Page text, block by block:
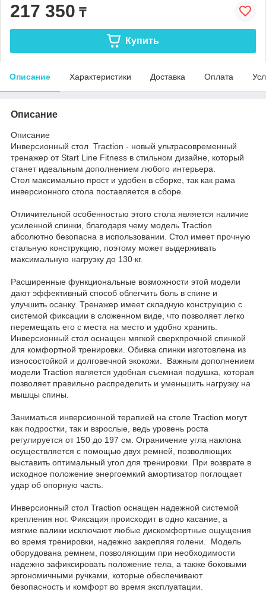
217 350 ₸
Купить
Описание Характеристики Доставка Оплата
Описание
Описание
Инверсионный стол Traction - новый ультрасовременный
тренажер от Start Line Fitness в стильном дизайне, который
станет идеальным дополнением любого интерьера.
Стол максимально прост и удобен в сборке, так как рама
инверсионного стола поставляется в сборе.
Отличительной особенностью этого стола является наличие
усиленной спинки, благодаря чему модель Traction
абсолютно безопасна в использовании. Стол имеет прочную
стальную конструкцию, поэтому может выдерживать
максимальную нагрузку до 130 кг.
Расширенные функциональные возможности этой модели
дают эффективный способ облегчить боль в спине и
улучшить осанку. Тренажер имеет складную конструкцию с
системой фиксации в сложенном виде, что позволяет легко
перемещать его с места на место и удобно хранить.
Инверсионный стол оснащен мягкой сверхпрочной спинкой
для комфортной тренировки. Обивка спинки изготовлена из
износостойкой и долговечной экокожи. Важным дополнением
модели Traction является удобная съемная подушка, которая
позволяет правильно распределить и уменьшить нагрузку на
мышцы спины.
Заниматься инверсионной терапией на столе Traction могут
как подростки, так и взрослые, ведь уровень роста
регулируется от 150 до 197 см. Ограничение угла наклона
осуществляется с помощью двух ремней, позволяющих
выставить оптимальный угол для тренировки. При возврате в
исходное положение энергоемкий амортизатор поглощает
удар об опорную часть.
Инверсионный стол Traction оснащен надежной системой
крепления ног. Фиксация происходит в одно касание, а
мягкие валики исключают любые дискомфортные ощущения
во время тренировки, надежно закрепляя голени. Модель
оборудована ремнем, позволяющим при необходимости
надежно зафиксировать положение тела, а также боковыми
эргономичными ручками, которые обеспечивают
безопасность и комфорт во время эксплуатации.